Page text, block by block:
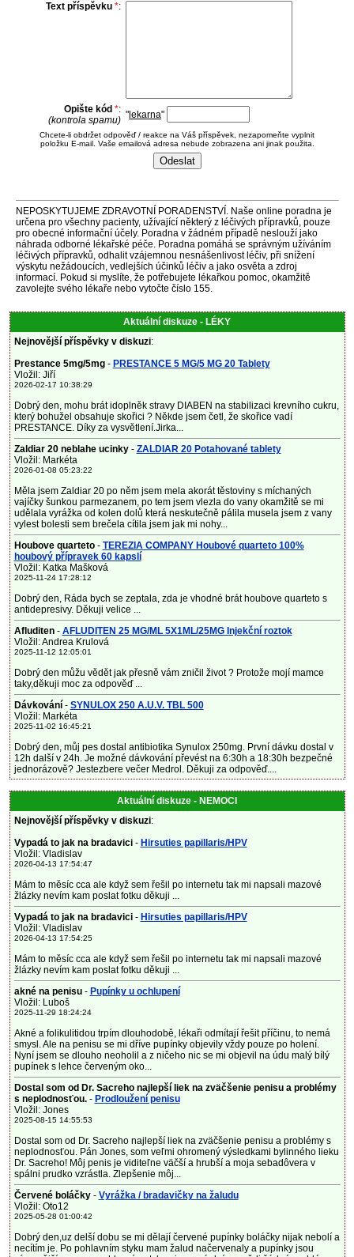
Text příspěvku *:
Opište kód *:
(kontrola spamu) " lekarna"
Chcete-li obdržet odpověď / reakce na Váš příspěvek, nezapomeňte vyplnit
položku E-mail. Vaše emailová adresa nebude zobrazena ani jinak použita.
NEPOSKYTUJEME ZDRAVOTNÍ PORADENSTVÍ. Naše online poradna je
určena pro všechny pacienty, užívající některý z léčivých přípravků, pouze
pro obecné informační účely. Poradna v žádném případě neslouží jako
náhrada odborné lékařské péče. Poradna pomáhá se správným užíváním
léčivých přípravků, odhalit vzájemnou nesnášenlivost léčiv, při snížení
výskytu nežádoucích, vedlejších účinků léčiv a jako osvěta a zdroj
informací. Pokud si myslíte, že potřebujete lékařkou pomoc, okamžitě
zavolejte svého lékaře nebo vytočte číslo 155.
Aktuální diskuze - LÉKY
Nejnovější příspěvky v diskuzi:
Prestance 5mg/5mg- PRESTANCE 5 MG/5 MG 20 Tablety
Vložil: Jiří
2026-02-17 10:38:29
Dobrý den, mohu brát idoplněk stravy DIABEN na stabilizaci krevního cukru,
který bohužel obsahuje skořici ? Někde jsem četl, že skořice vadí
PRESTANCE. Díky za vysvětlení.Jirka...
Zaldiar 20 neblahe ucinky- ZALDIAR 20 Potahované tablety
Vložil: Markéta
2026-01-08 05:23:22
Měla jsem Zaldiar 20 po něm jsem mela akorát těstoviny s míchaných
vajíčky šunkou parmezanem, po tem jsem vlezla do vany okamžitě se mi
udělala vyrážka od kolen dolů která neskutečně pálila musela jsem z vany
vylest bolesti sem brečela cítila jsem jak mi nohy...
Houbove quarteto- TEREZIA COMPANY Houbové quarteto 100%
houbový přípravek 60 kapslí
Vložil: Katka Mašková
2025-11-24 17:28:12
Dobrý den, Ráda bych se zeptala, zda je vhodné brát houbove quarteto s
antidepresivy. Děkuji velice ...
Afluditen- AFLUDITEN 25 MG/ML 5X1ML/25MG Injekční roztok
Vložil: Andrea Krulová
2025-11-12 12:05:01
Dobrý den můžu vědět jak přesně vám zničil život ? Protože mojí mamce
taky,děkuji moc za odpověď ...
Dávkování - SYNULOX 250 A.U.V. TBL 500
Vložil: Markéta
2025-11-02 16:45:21
Dobrý den, můj pes dostal antibiotika Synulox 250mg. První dávku dostal v
12h další v 24h. Je možné dávkování převést na 6:30h a 18:30h bezpečné
jednorázově? Jestezbere večer Medrol. Děkuji za odpověď....
Aktuální diskuze - NEMOCI
Nejnovější příspěvky v diskuzi:
Vypadá to jak na bradavici - Hirsuties papillaris/HPV
Vložil: Vladislav
2026-04-13 17:54:47
Mám to měsíc cca ale když sem řešil po internetu tak mi napsali mazové
žlázky nevím kam poslat fotku děkuji ...
Vypadá to jak na bradavici - Hirsuties papillaris/HPV
Vložil: Vladislav
2026-04-13 17:54:25
Mám to měsíc cca ale když sem řešil po internetu tak mi napsali mazové
žlázky nevím kam poslat fotku děkuji ...
akné na penisu- Pupínky u ochlupení
Vložil: Luboš
2025-11-29 18:24:24
Akné a folikulitidou trpím dlouhodobě, lékaři odmítají řešit příčinu, to nemá
smysl. Ale na penisu se mi dříve pupínky objevily vždy pouze po holení.
Nyní jsem se dlouho neoholil a z ničeho nic se mi objevil na údu malý bílý
pupínek s lehce červeným oko...
Dostal som od Dr. Sacreho najlepší liek na zväčšenie penisu a problémy
s neplodnosťou.- Prodloužení penisu
Vložil: Jones
2025-08-15 14:55:53
Dostal som od Dr. Sacreho najlepší liek na zväčšenie penisu a problémy s
neplodnosťou. Pán Jones, som veľmi ohromený výsledkami bylinného lieku
Dr. Sacreho! Môj penis je viditeľne väčší a hrubší a moja sebadôvera v
spálni prudko vzrástla. Zlepšenie môj...
Červené boláčky - Vyrážka / bradavičky na žaludu
Vložil: Oto12
2025-05-28 01:00:42
Dobrý den,uz delší dobu se mi dělají červené pupínky boláčky nijak nebolí a
necítím je. Po pohlavním styku mam žalud načervenaly a pupínky jsou